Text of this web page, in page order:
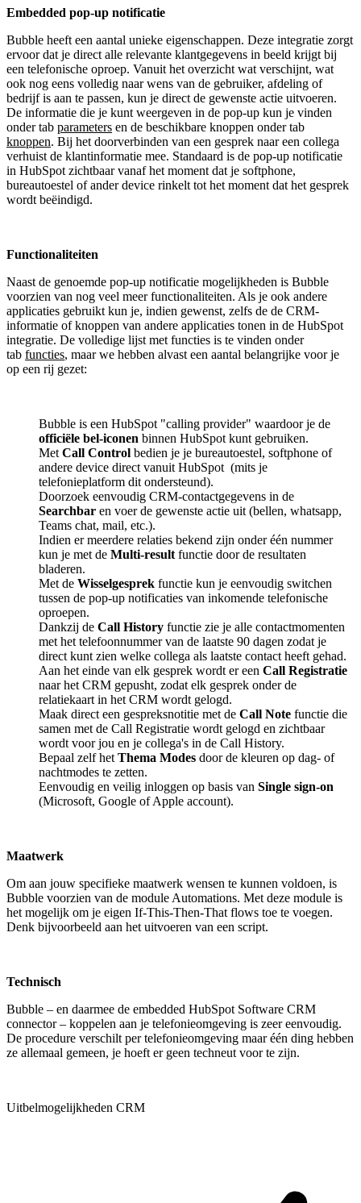
Embedded pop-up notificatie
Bubble heeft een aantal unieke eigenschappen. Deze integratie zorgt
ervoor dat je direct alle relevante klantgegevens in beeld krijgt bij
een telefonische oproep. Vanuit het overzicht wat verschijnt, wat
ook nog eens volledig naar wens van de gebruiker, afdeling of
bedrijf is aan te passen, kun je direct de gewenste actie uitvoeren.
De informatie die je kunt weergeven in de pop-up kun je vinden
onder tab parameters en de beschikbare knoppen onder tab
knoppen. Bij het doorverbinden van een gesprek naar een collega
verhuist de klantinformatie mee. Standaard is de pop-up notificatie
in HubSpot zichtbaar vanaf het moment dat je softphone,
bureautoestel of ander device rinkelt tot het moment dat het gesprek
wordt beëindigd.
Functionaliteiten
Naast de genoemde pop-up notificatie mogelijkheden is Bubble
voorzien van nog veel meer functionaliteiten. Als je ook andere
applicaties gebruikt kun je, indien gewenst, zelfs de de CRM-
informatie of knoppen van andere applicaties tonen in de HubSpot
integratie. De volledige lijst met functies is te vinden onder
tab functies, maar we hebben alvast een aantal belangrijke voor je
op een rij gezet:
Bubble is een HubSpot "calling provider" waardoor je de
officiële bel-iconen binnen HubSpot kunt gebruiken.
Met Call Control bedien je je bureautoestel, softphone of
andere device direct vanuit HubSpot (mits je
telefonieplatform dit ondersteund).
Doorzoek eenvoudig CRM-contactgegevens in de
Searchbar en voer de gewenste actie uit (bellen, whatsapp,
Teams chat, mail, etc.).
Indien er meerdere relaties bekend zijn onder één nummer
kun je met de Multi-result functie door de resultaten
bladeren.
Met de Wisselgesprek functie kun je eenvoudig switchen
tussen de pop-up notificaties van inkomende telefonische
oproepen.
Dankzij de Call History functie zie je alle contactmomenten
met het telefoonnummer van de laatste 90 dagen zodat je
direct kunt zien welke collega als laatste contact heeft gehad.
Aan het einde van elk gesprek wordt er een Call Registratie
naar het CRM gepusht, zodat elk gesprek onder de
relatiekaart in het CRM wordt gelogd.
Maak direct een gespreksnotitie met de Call Note functie die
samen met de Call Registratie wordt gelogd en zichtbaar
wordt voor jou en je collega's in de Call History.
Bepaal zelf het Thema Modes door de kleuren op dag- of
nachtmodes te zetten.
Eenvoudig en veilig inloggen op basis van Single sign-on
(Microsoft, Google of Apple account).
Maatwerk
Om aan jouw specifieke maatwerk wensen te kunnen voldoen, is
Bubble voorzien van de module Automations. Met deze module is
het mogelijk om je eigen If-This-Then-That flows toe te voegen.
Denk bijvoorbeeld aan het uitvoeren van een script.
Technisch
Bubble – en daarmee de embedded HubSpot Software CRM
connector – koppelen aan je telefonieomgeving is zeer eenvoudig.
De procedure verschilt per telefonieomgeving maar één ding hebben
ze allemaal gemeen, je hoeft er geen techneut voor te zijn.
Uitbelmogelijkheden CRM